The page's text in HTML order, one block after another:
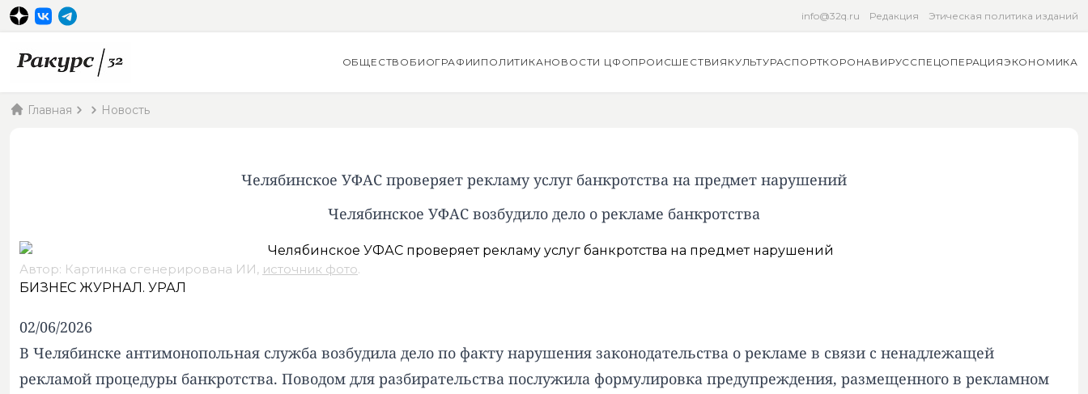
info@32q.ru Редакция Этическая политика изданий
ОБЩЕСТВО БИОГРАФИИ ПОЛИТИКАНОВОСТИ ЦФОПРОИСШЕСТВИЯ КУЛЬТУРАСПОРТКОРОНАВИРУССПЕЦОПЕРАЦИЯЭКОНОМИКА
Главная Новость
Челябинское УФАС проверяет рекламу услуг банкротства на предмет нарушений
Челябинское УФАС возбудило дело о рекламе банкротства
Автор: Картинка сгенерирована ИИ, источник фото.
БИЗНЕС ЖУРНАЛ. УРАЛ
02/06/2026
В Челябинске антимонопольная служба возбудила дело по факту нарушения законодательства о рекламе в связи с ненадлежащей
рекламой процедуры банкротства. Поводом для разбирательства послужила формулировка предупреждения, размещенного в рекламном